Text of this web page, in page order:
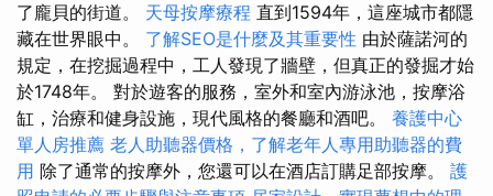
了龐貝的街道。 天母按摩療程 直到1594年，這座城市都隱
藏在世界眼中。 了解SEO是什麼及其重要性 由於薩諾河的
規定，在挖掘過程中，工人發現了牆壁，但真正的發掘才始
於1748年。 對於遊客的服務，室外和室內游泳池，按摩浴
缸，治療和健身設施，現代風格的餐廳和酒吧。 養護中心
單人房推薦 老人助聽器價格，了解老年人專用助聽器的費
用 除了通常的按摩外，您還可以在酒店訂購足部按摩。 護